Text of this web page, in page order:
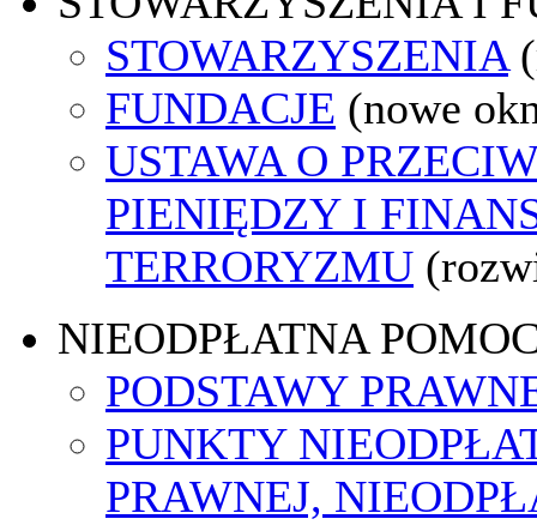
STOWARZYSZENIA
FUNDACJE (nowe
USTAWA O
PIENIĘDZY I
TERRORYZMU
NIEODPŁATNA
PODSTAWY
PUNKTY
PRAWNEJ,